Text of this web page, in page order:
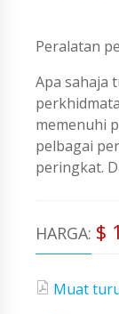
Peralatan
Apa sahaja
memenuhi
pelbagai
peringkat.
HARGA: $
Muat